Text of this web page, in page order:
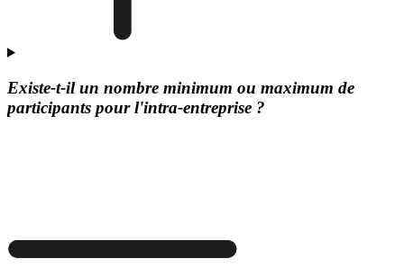
Existe-t-il un nombre minimum ou maximum de
participants pour l'intra-entreprise ?